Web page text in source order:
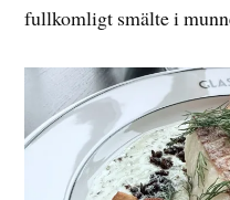
fullkomligt smälte i